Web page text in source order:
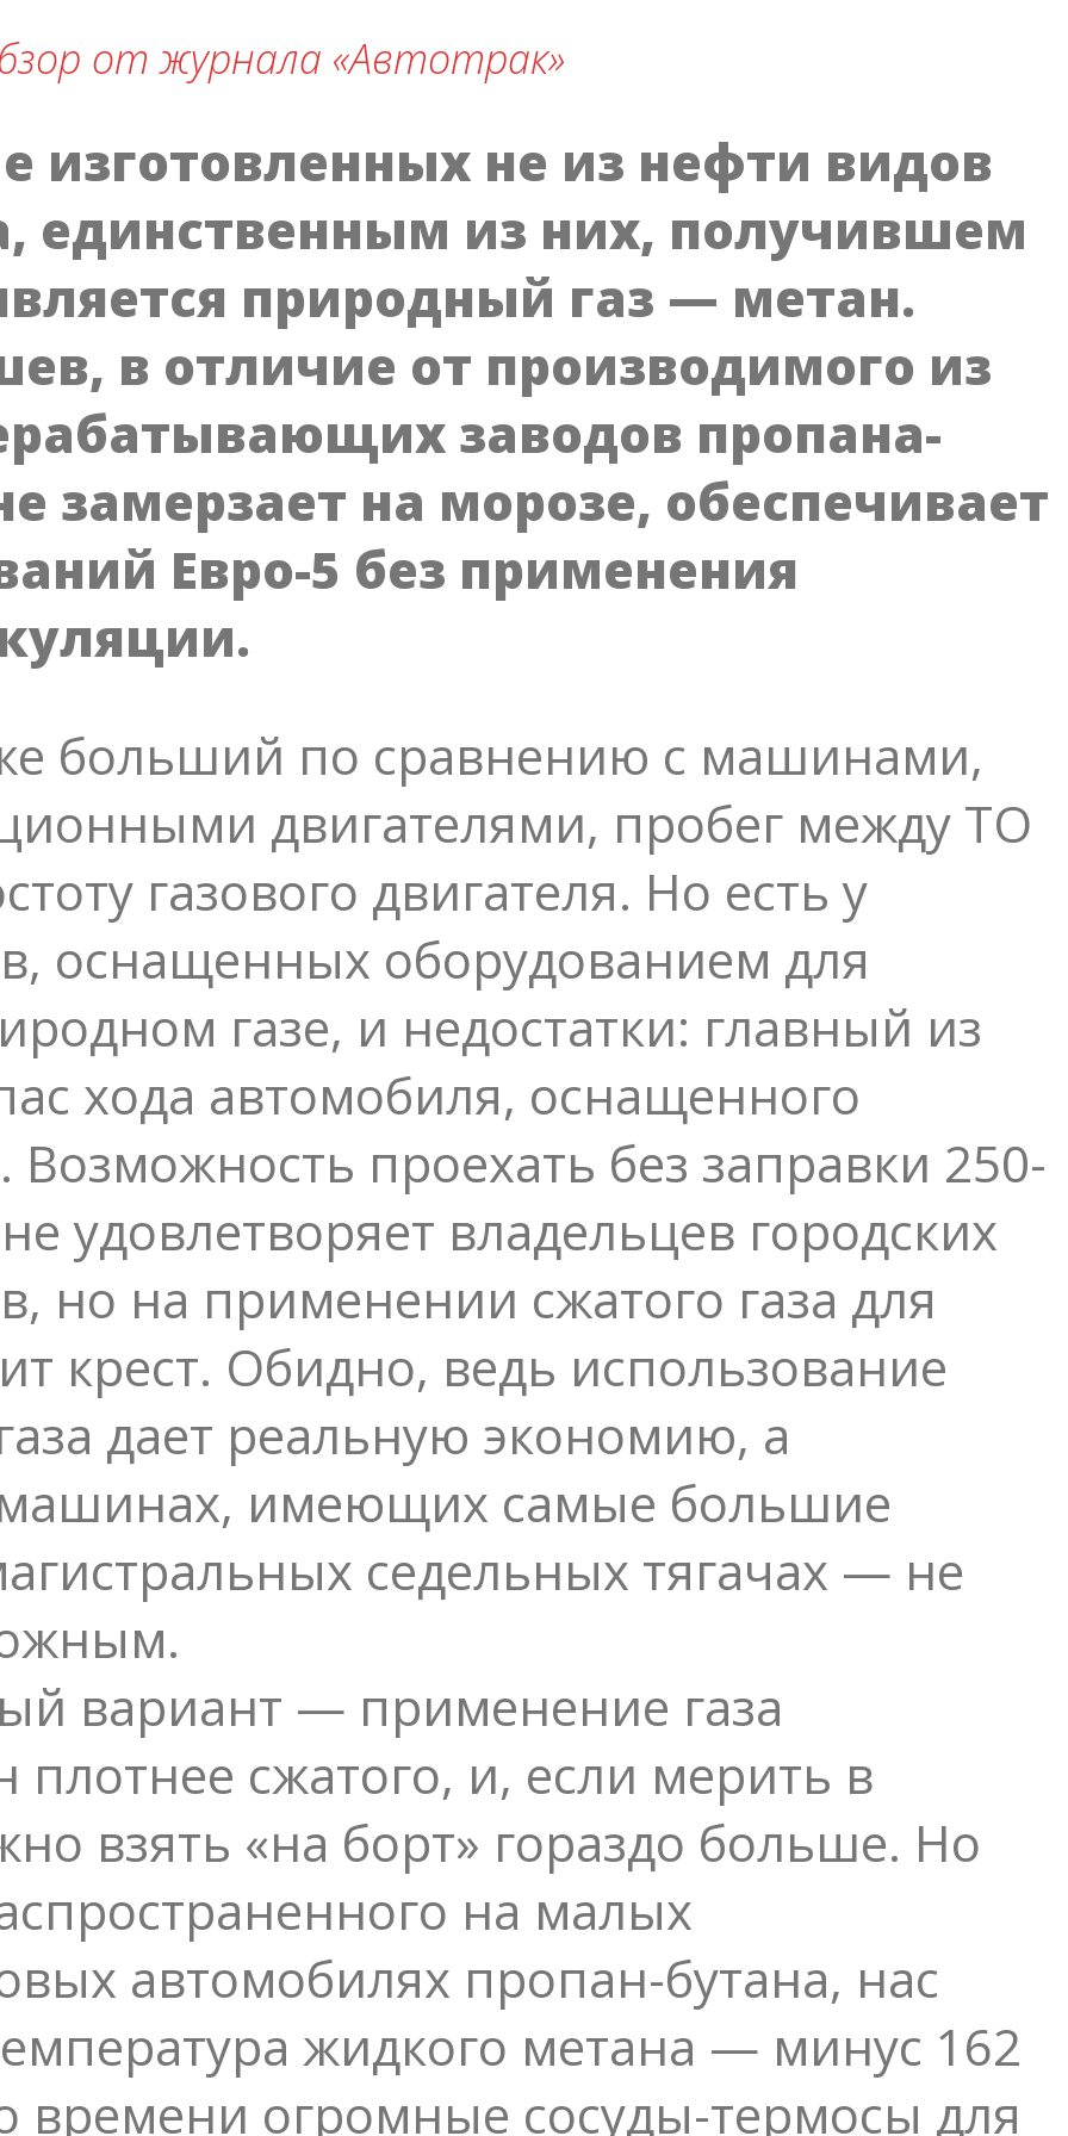
от журнала «Автотрак»
изготовленных не из нефти видов
единственным из них, получившем
природный газ — метан.
в отличие от производимого из
заводов пропана-
замерзает на морозе, обеспечивает
Евро-5 без применения
больший по сравнению с машинами,
двигателями, пробег между ТО
газового двигателя. Но есть у
оснащенных оборудованием для
газе, и недостатки: главный из
хода автомобиля, оснащенного
проехать без заправки 250-
удовлетворяет владельцев городских
но на применении сжатого газа для
крест. Обидно, ведь использование
дает реальную экономию, а
машинах, имеющих самые большие
седельных тягачах — не
вариант — применение газа
сжатого, и, если мерить в
взять «на борт» гораздо больше. Но
на малых
автомобилях пропан-бутана, нас
жидкого метана — минус 162
времени огромные сосуды-термосы для